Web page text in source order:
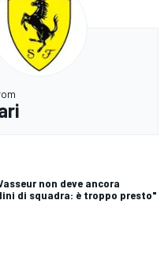
non deve ancora
di squadra: è troppo presto"